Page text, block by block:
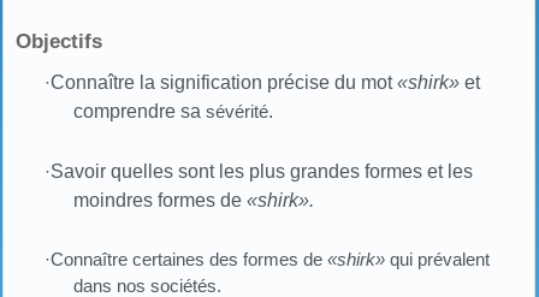
Objectifs
·Connaître la signification précise du mot«shirk» et
comprendre sa sévérité.
·Savoir quelles sont les plus grandes formes et les
moindres formes de «shirk».
·Connaître certaines des formes de «shirk» qui prévalent
dans nos sociétés.